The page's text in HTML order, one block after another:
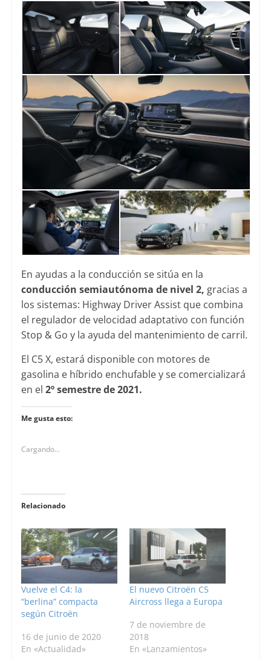
En ayudas a la conducción se sitúa en la
conducción semiautónoma de nivel 2, gracias a
los sistemas: Highway Driver Assist que combina
el regulador de velocidad adaptativo con función
Stop & Go y la ayuda del mantenimiento de carril.
El C5 X, estará disponible con motores de
gasolina e híbrido enchufable y se comercializará
en el 2º semestre de 2021.
Me gusta esto:
Cargando...
Relacionado
Vuelve el C4: la
“berlina” compacta
según Citroën
16 de junio de 2020
En «Actualidad»
El nuevo Citroën C5
Aircross llega a Europa
7 de noviembre de
2018
En «Lanzamientos»